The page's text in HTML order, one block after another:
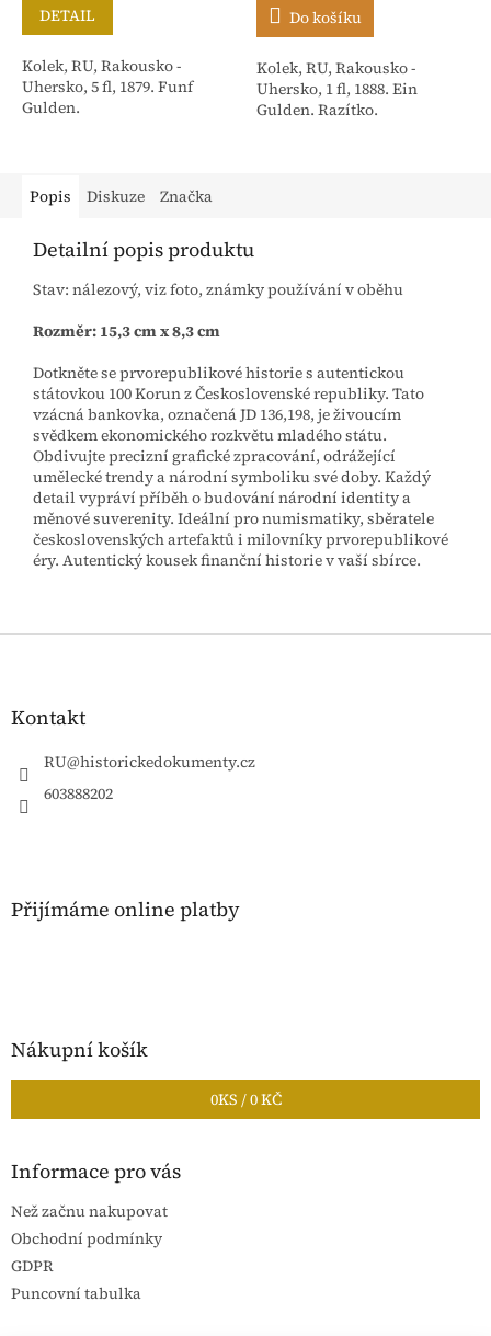
DETAIL
Kolek, RU, Rakousko -
Uhersko, 5 fl, 1879. Funf
Gulden.
Do košíku
Kolek, RU, Rakousko -
Uhersko, 1 fl, 1888. Ein
Gulden. Razítko.
Popis Diskuze Značka
Detailní popis produktu
Stav: nálezový, viz foto, známky používání v oběhu
Rozměr: 15,3 cm x 8,3 cm
Dotkněte se prvorepublikové historie s autentickou
státovkou 100 Korun z Československé republiky. Tato
vzácná bankovka, označená JD 136,198, je živoucím
svědkem ekonomického rozkvětu mladého státu.
Obdivujte precizní grafické zpracování, odrážející
umělecké trendy a národní symboliku své doby. Každý
detail vypráví příběh o budování národní identity a
měnové suverenity. Ideální pro numismatiky, sběratele
československých artefaktů i milovníky prvorepublikové
éry. Autentický kousek finanční historie v vaší sbírce.
Z
Kontakt
RU@historickedokumenty.cz
603888202
Přijímáme online platby
Nákupní košík
0KS /0 KČ
Informace pro vás
Než začnu nakupovat
Obchodní podmínky
GDPR
Puncovní tabulka